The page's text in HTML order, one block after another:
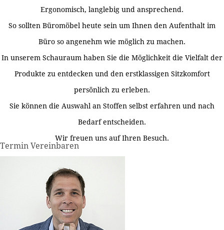
Ergonomisch, langlebig und ansprechend.
So sollten Büromöbel heute sein um Ihnen den Aufenthalt im
Büro so angenehm wie möglich zu machen.
In unserem Schauraum haben Sie die Möglichkeit die Vielfalt der
Produkte zu entdecken und den erstklassigen Sitzkomfort
persönlich zu erleben.
Sie können die Auswahl an Stoffen selbst erfahren und nach
Bedarf entscheiden.
Wir freuen uns auf Ihren Besuch.
Termin Vereinbaren